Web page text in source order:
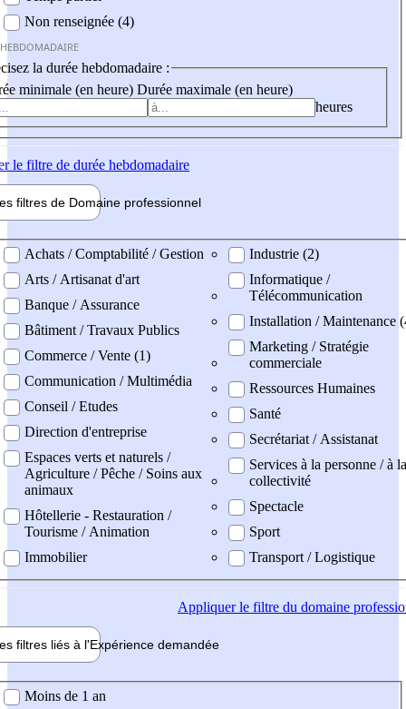
Non renseignée (4)
la durée hebdomadaire :
minimale (en heure) Durée maximale (en heure)
heures
le filtre de durée hebdomadaire
filtres de Domaine professionnel
professionel
Achats / Comptabilité / Gestion
Arts / Artisanat d'art
Banque / Assurance
Bâtiment / Travaux Publics
Commerce / Vente (1)
Communication / Multimédia
Conseil / Etudes
Direction d'entreprise
Espaces verts et naturels /
Agriculture / Pêche / Soins aux
animaux
Hôtellerie - Restauration /
Tourisme / Animation
Immobilier
Industrie (2)
Informatique /
Télécommunication
Installation / Maintenance
Marketing / Stratégie
commerciale
Ressources Humaines
Santé
Secrétariat / Assistanat
Services à la personne / à la
collectivité
Spectacle
Sport
Transport / Logistique
Appliquerle filtre du domaine
filtres liés à l'Expérience demandée
demandée
Moins de 1 an